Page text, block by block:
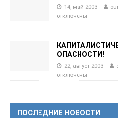
14, май 2003
отключены
ОПАСНОСТИ!
22, август 2003
отключены
ПОСЛЕДНИЕ НОВОСТИ